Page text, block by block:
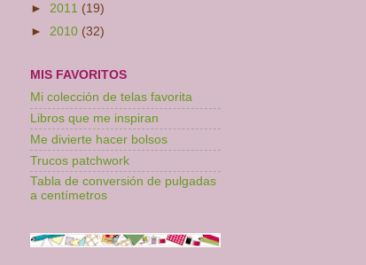
► 2011 (19)
► 2010 (32)
MIS FAVORITOS
Mi colección de telas favorita
Libros que me inspiran
Me divierte hacer bolsos
Trucos patchwork
Tabla de conversión de pulgadas
a centímetros